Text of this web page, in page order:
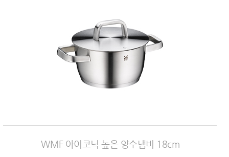
WMF 아이코닉 높은 양수냄비 18cm